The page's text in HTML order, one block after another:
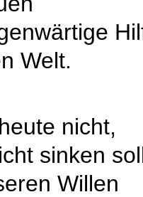
Welt.
nicht,
sinken
Willen